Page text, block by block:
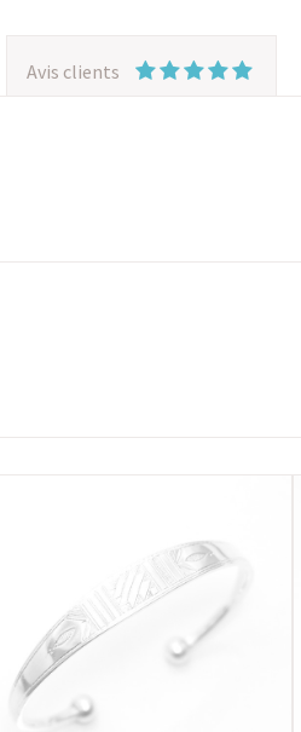
Avis clients